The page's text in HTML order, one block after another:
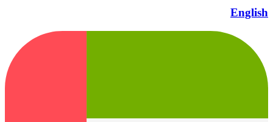
English